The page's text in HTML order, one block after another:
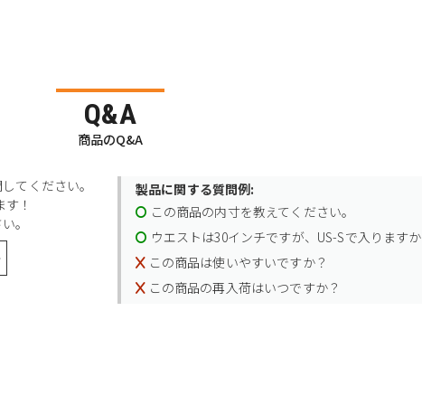
Q&A
商品のQ&A
てください。
！
。
製品に関する質問例:
この商品の内寸を教えてください。
ウエストは30インチですが、US-Sで入りますか
この商品は使いやすいですか？
この商品の再入荷はいつですか？